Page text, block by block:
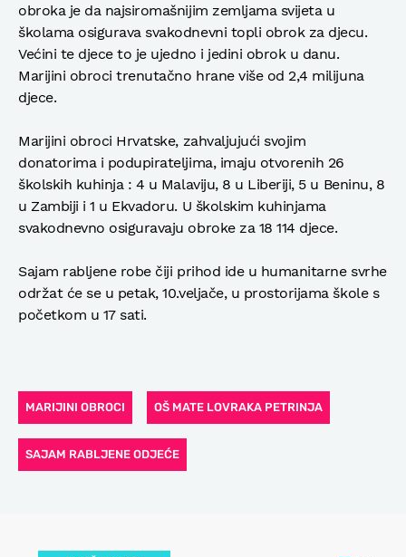
obroka je da najsiromašnijim zemljama svijeta u
školama osigurava svakodnevni topli obrok za djecu.
Većini te djece to je ujedno i jedini obrok u danu.
Marijini obroci trenutačno hrane više od 2,4 milijuna
djece.
Marijini obroci Hrvatske, zahvaljujući svojim
donatorima i podupirateljima, imaju otvorenih 26
školskih kuhinja : 4 u Malaviju, 8 u Liberiji, 5 u Beninu, 8
u Zambiji i 1 u Ekvadoru. U školskim kuhinjama
svakodnevno osiguravaju obroke za 18 114 djece.
Sajam rabljene robe čiji prihod ide u humanitarne svrhe
održat će se u petak, 10.veljače, u prostorijama škole s
početkom u 17 sati.
MARIJINI OBROCI OŠ MATE LOVRAKA PETRINJA
SAJAM RABLJENE ODJEĆE